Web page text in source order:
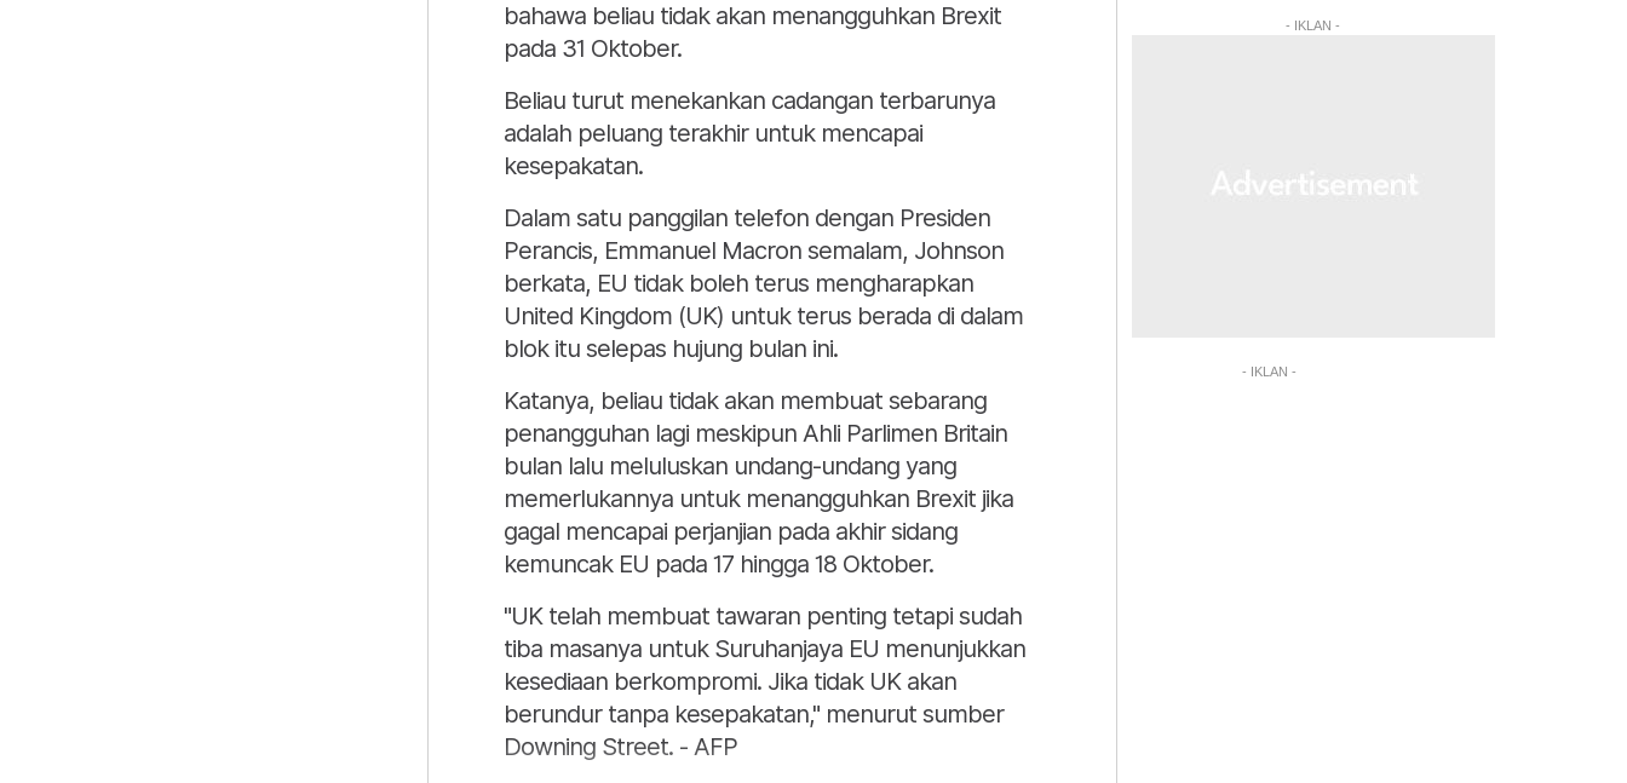
bahawa beliau tidak akan menangguhkan Brexit
pada 31 Oktober.
Beliau turut menekankan cadangan terbarunya
adalah peluang terakhir untuk mencapai
kesepakatan.
Dalam satu panggilan telefon dengan Presiden
Perancis, Emmanuel Macron semalam, Johnson
berkata, EU tidak boleh terus mengharapkan
United Kingdom (UK) untuk terus berada di dalam
blok itu selepas hujung bulan ini.
Katanya, beliau tidak akan membuat sebarang
penangguhan lagi meskipun Ahli Parlimen Britain
bulan lalu meluluskan undang-undang yang
memerlukannya untuk menangguhkan Brexit jika
gagal mencapai perjanjian pada akhir sidang
kemuncak EU pada 17 hingga 18 Oktober.
"UK telah membuat tawaran penting tetapi sudah
tiba masanya untuk Suruhanjaya EU menunjukkan
kesediaan berkompromi. Jika tidak UK akan
berundur tanpa kesepakatan," menurut sumber
Downing Street. - AFP
- IKLAN -
- IKLAN -